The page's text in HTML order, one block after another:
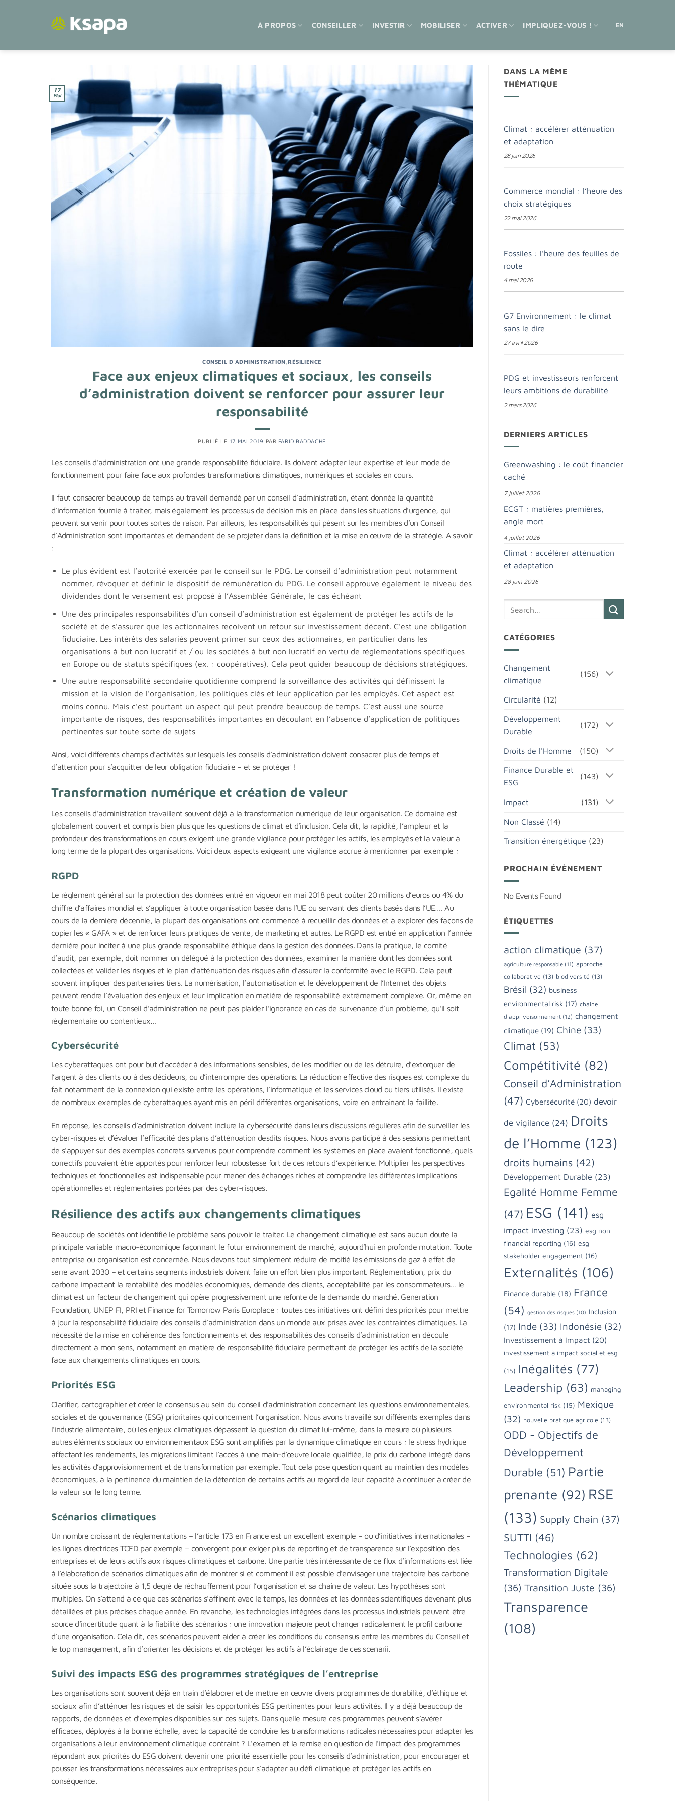
À PROPOS CONSEILLER INVESTIR MOBILISER ACTIVER IMPLIQUEZ-VOUS ! EN
17
Mai
CONSEIL D'ADMINISTRATION ,RÉSILIENCE
Face aux enjeux climatiques et sociaux, les conseils
d’administration doivent se renforcer pour assurer leur
responsabilité
PUBLIÉ LE 17 MAI 2019 PAR FARID BADDACHE
Les conseils d’administration ont une grande responsabilité fiduciaire. Ils doivent adapter leur expertise et leur mode de
fonctionnement pour faire face aux profondes transformations climatiques, numériques et sociales en cours.
Il faut consacrer beaucoup de temps au travail demandé par un conseil d’administration, étant donnée la quantité
d’information fournie à traiter, mais également les processus de décision mis en place dans les situations d’urgence, qui
peuvent survenir pour toutes sortes de raison. Par ailleurs, les responsabilités qui pèsent sur les membres d’un Conseil
d’Administration sont importantes et demandent de se projeter dans la définition et la mise en œuvre de la stratégie. A savoir
:
Le plus évident est l’autorité exercée par le conseil sur le PDG. Le conseil d’administration peut notamment
nommer, révoquer et définir le dispositif de rémunération du PDG. Le conseil approuve également le niveau des
dividendes dont le versement est proposé à l’Assemblée Générale, le cas échéant
Une des principales responsabilités d’un conseil d’administration est également de protéger les actifs de la
société et de s’assurer que les actionnaires reçoivent un retour sur investissement décent. C’est une obligation
fiduciaire. Les intérêts des salariés peuvent primer sur ceux des actionnaires, en particulier dans les
organisations à but non lucratif et / ou les sociétés à but non lucratif en vertu de réglementations spécifiques
en Europe ou de statuts spécifiques (ex. : coopératives). Cela peut guider beaucoup de décisions stratégiques.
Une autre responsabilité secondaire quotidienne comprend la surveillance des activités qui définissent la
mission et la vision de l’organisation, les politiques clés et leur application par les employés. Cet aspect est
moins connu. Mais c’est pourtant un aspect qui peut prendre beaucoup de temps. C’est aussi une source
importante de risques, des responsabilités importantes en découlant en l’absence d’application de politiques
pertinentes sur toute sorte de sujets
Ainsi, voici différents champs d’activités sur lesquels les conseils d’administration doivent consacrer plus de temps et
d’attention pour s’acquitter de leur obligation fiduciaire – et se protéger !
Transformation numérique et création de valeur
Les conseils d’administration travaillent souvent déjà à la transformation numérique de leur organisation. Ce domaine est
globalement couvert et compris bien plus que les questions de climat et d’inclusion. Cela dit, la rapidité, l’ampleur et la
profondeur des transformations en cours exigent une grande vigilance pour protéger les actifs, les employés et la valeur à
long terme de la plupart des organisations. Voici deux aspects exigeant une vigilance accrue à mentionner par exemple :
RGPD
Le règlement général sur la protection des données entré en vigueur en mai 2018 peut coûter 20 millions d’euros ou 4% du
chiffre d’affaires mondial et s’appliquer à toute organisation basée dans l’UE ou servant des clients basés dans l’UE…. Au
cours de la dernière décennie, la plupart des organisations ont commencé à recueillir des données et à explorer des façons de
copier les « GAFA » et de renforcer leurs pratiques de vente, de marketing et autres. Le RGPD est entré en application l’année
dernière pour inciter à une plus grande responsabilité éthique dans la gestion des données. Dans la pratique, le comité
d’audit, par exemple, doit nommer un délégué à la protection des données, examiner la manière dont les données sont
collectées et valider les risques et le plan d’atténuation des risques afin d’assurer la conformité avec le RGPD. Cela peut
souvent impliquer des partenaires tiers. La numérisation, l’automatisation et le développement de l’Internet des objets
peuvent rendre l’évaluation des enjeux et leur implication en matière de responsabilité extrêmement complexe. Or, même en
toute bonne foi, un Conseil d’administration ne peut pas plaider l’ignorance en cas de survenance d’un problème, qu’il soit
règlementaire ou contentieux…
Cybersécurité
Les cyberattaques ont pour but d’accéder à des informations sensibles, de les modifier ou de les détruire, d’extorquer de
l’argent à des clients ou à des décideurs, ou d’interrompre des opérations. La réduction effective des risques est complexe du
fait notamment de la connexion qui existe entre les opérations, l’informatique et les services cloud ou tiers utilisés. Il existe
de nombreux exemples de cyberattaques ayant mis en péril différentes organisations, voire en entraînant la faillite.
En réponse, les conseils d’administration doivent inclure la cybersécurité dans leurs discussions régulières afin de surveiller les
cyber-risques et d’évaluer l’efficacité des plans d’atténuation desdits risques. Nous avons participé à des sessions permettant
de s’appuyer sur des exemples concrets survenus pour comprendre comment les systèmes en place avaient fonctionné, quels
correctifs pouvaient être apportés pour renforcer leur robustesse fort de ces retours d’expérience. Multiplier les perspectives
techniques et fonctionnelles est indispensable pour mener des échanges riches et comprendre les différentes implications
opérationnelles et réglementaires portées par des cyber-risques.
Résilience des actifs aux changements climatiques
Beaucoup de sociétés ont identifié le problème sans pouvoir le traiter. Le changement climatique est sans aucun doute la
principale variable macro-économique façonnant le futur environnement de marché, aujourd’hui en profonde mutation. Toute
entreprise ou organisation est concernée. Nous devons tout simplement réduire de moitié les émissions de gaz à effet de
serre avant 2030 – et certains segments industriels doivent faire un effort bien plus important. Réglementation, prix du
carbone impactant la rentabilité des modèles économiques, demande des clients, acceptabilité par les consommateurs… le
climat est un facteur de changement qui opère progressivement une refonte de la demande du marché. Generation
Foundation, UNEP FI, PRI et Finance for Tomorrow Paris Europlace : toutes ces initiatives ont défini des priorités pour mettre
à jour la responsabilité fiduciaire des conseils d’administration dans un monde aux prises avec les contraintes climatiques. La
nécessité de la mise en cohérence des fonctionnements et des responsabilités des conseils d’administration en découle
directement à mon sens, notamment en matière de responsabilité fiduciaire permettant de protéger les actifs de la société
face aux changements climatiques en cours.
Priorités ESG
Clarifier, cartographier et créer le consensus au sein du conseil d’administration concernant les questions environnementales,
sociales et de gouvernance (ESG) prioritaires qui concernent l’organisation. Nous avons travaillé sur différents exemples dans
l’industrie alimentaire, où les enjeux climatiques dépassent la question du climat lui-même, dans la mesure où plusieurs
autres éléments sociaux ou environnementaux ESG sont amplifiés par la dynamique climatique en cours : le stress hydrique
affectant les rendements, les migrations limitant l’accès à une main-d’œuvre locale qualifiée, le prix du carbone intégré dans
les activités d’approvisionnement et de transformation par exemple. Tout cela pose question quant au maintien des modèles
économiques, à la pertinence du maintien de la détention de certains actifs au regard de leur capacité à continuer à créer de
la valeur sur le long terme.
Scénarios climatiques
Un nombre croissant de règlementations – l’article 173 en France est un excellent exemple – ou d’initiatives internationales –
les lignes directrices TCFD par exemple – convergent pour exiger plus de reporting et de transparence sur l’exposition des
entreprises et de leurs actifs aux risques climatiques et carbone. Une partie très intéressante de ce flux d’informations est liée
à l’élaboration de scénarios climatiques afin de montrer si et comment il est possible d’envisager une trajectoire bas carbone
située sous la trajectoire à 1,5 degré de réchauffement pour l’organisation et sa chaîne de valeur. Les hypothèses sont
multiples. On s’attend à ce que ces scénarios s’affinent avec le temps, les données et les données scientifiques devenant plus
détaillées et plus précises chaque année. En revanche, les technologies intégrées dans les processus industriels peuvent être
source d’incertitude quant à la fiabilité des scénarios : une innovation majeure peut changer radicalement le profil carbone
d’une organisation. Cela dit, ces scénarios peuvent aider à créer les conditions du consensus entre les membres du Conseil et
le top management, afin d’orienter les décisions et de protéger les actifs à l’éclairage de ces scenarii.
Suivi des impacts ESG des programmes stratégiques de l’entreprise
Les organisations sont souvent déjà en train d’élaborer et de mettre en œuvre divers programmes de durabilité, d’éthique et
sociaux afin d’atténuer les risques et de saisir les opportunités ESG pertinentes pour leurs activités. Il y a déjà beaucoup de
rapports, de données et d’exemples disponibles sur ces sujets. Dans quelle mesure ces programmes peuvent s’avérer
efficaces, déployés à la bonne échelle, avec la capacité de conduire les transformations radicales nécessaires pour adapter les
organisations à leur environnement climatique contraint ? L’examen et la remise en question de l’impact des programmes
répondant aux priorités du ESG doivent devenir une priorité essentielle pour les conseils d’administration, pour encourager et
pousser les transformations nécessaires aux entreprises pour s’adapter au défi climatique et protéger les actifs en
conséquence.
DANS LA MÊME
THÉMATIQUE
Climat : accélérer atténuation
et adaptation
28 juin 2026
Commerce mondial : l’heure des
choix stratégiques
22 mai 2026
Fossiles : l’heure des feuilles de
route
4 mai 2026
G7 Environnement : le climat
sans le dire
27 avril 2026
PDG et investisseurs renforcent
leurs ambitions de durabilité
2 mars 2026
DERNIERS ARTICLES
Greenwashing : le coût financier
caché
7 juillet 2026
ECGT : matières premières,
angle mort
4 juillet 2026
Climat : accélérer atténuation
et adaptation
28 juin 2026
CATÉGORIES
Changement
climatique
(156)
Circularité (12)
Développement
Durable
(172)
Droits de l'Homme (150)
Finance Durable et
ESG
(143)
Impact (131)
Non Classé (14)
Transition énergétique (23)
PROCHAIN ÉVÈNEMENT
No Events Found
ÉTIQUETTES
action climatique (37)
agriculture responsable (11) approche
collaborative (13) biodiversité (13)
Brésil (32) business
environmental risk (17) chaine
d'apprivoisonnement (12) changement
climatique (19) Chine (33)
Climat (53)
Compétitivité (82)
Conseil d’Administration
(47) Cybersécurité (20) devoir
de vigilance (24) Droits
de l’Homme (123)
droits humains (42)
Développement Durable (23)
Egalité Homme Femme
(47) ESG (141) esg
impact investing (23) esg non
financial reporting (16) esg
stakeholder engagement (16)
Externalités (106)
Finance durable (18) France
(54) gestion des risques (10) Inclusion
(17) Inde (33) Indonésie (32)
Investissement à Impact (20)
investissement à impact social et esg
(15) Inégalités (77)
Leadership (63) managing
environmental risk (15) Mexique
(32) nouvelle pratique agricole (13)
ODD - Objectifs de
Développement
Durable (51) Partie
prenante (92) RSE
(133) Supply Chain (37)
SUTTI (46)
Technologies (62)
Transformation Digitale
(36) Transition Juste (36)
Transparence
(108)